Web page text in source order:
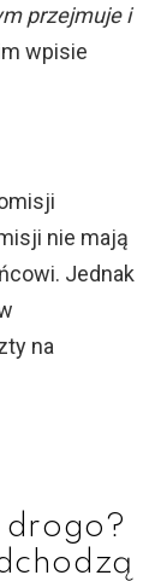
przejmuje i
wpisie
nie mają
Jednak
na
drogo?